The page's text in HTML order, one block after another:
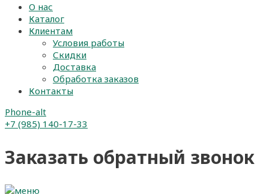
О нас
Каталог
Клиентам
Условия работы
Скидки
Доставка
Обработка заказов
Контакты
Phone-alt
+7 (985) 140-17-33
Заказать обратный звонок